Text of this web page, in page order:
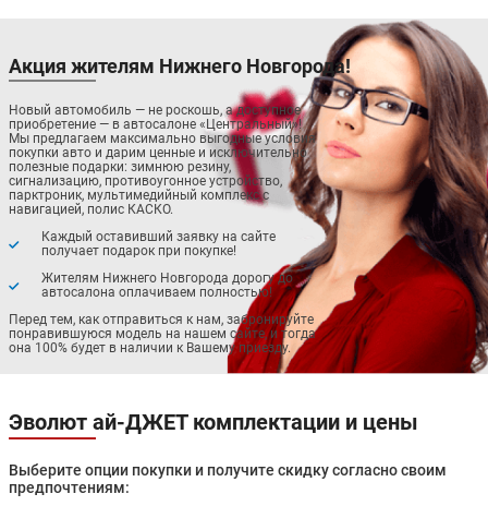
Акция жителям Нижнего Новгорода!
Новый автомобиль — не роскошь, а доступное
приобретение — в автосалоне «Центральный»!
Мы предлагаем максимально выгодные условия
покупки авто и дарим ценные и исключительно
полезные подарки: зимнюю резину,
сигнализацию, противоугонное устройство,
парктроник, мультимедийный комплекс с
навигацией, полис КАСКО.
Каждый оставивший заявку на сайте
получает подарок при покупке!
Жителям Нижнего Новгорода дорогу до
автосалона оплачиваем полностью!
Перед тем, как отправиться к нам, забронируйте
понравившуюся модель на нашем сайте, и тогда
она 100% будет в наличии к Вашему приезду.
Эволют ай-ДЖЕТ комплектации и цены
Выберите опции покупки и получите скидку согласно своим
предпочтениям: